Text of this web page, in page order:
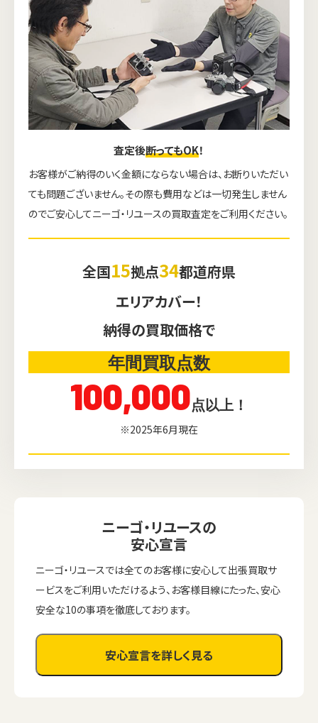
査定後断ってもOK！
お客様がご納得のいく金額にならない場合は、お断りいただい
ても問題ございません。その際も費用などは一切発生しません
のでご安心してニーゴ・リユースの買取査定をご利用ください。
全国15拠点34都道府県
エリアカバー！
納得の買取価格で
年間買取点数
100,000点以上！
※2025年6月現在
ニーゴ・リユースの
安心宣言
ニーゴ・リユースでは全てのお客様に安心して出張買取サ
ービスをご利用いただけるよう、お客様目線にたった、安心
安全な10の事項を徹底しております。
安心宣言を詳しく見る